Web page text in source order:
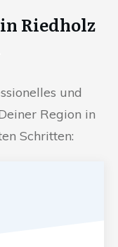
Riedholz
und
Region in
Schritten: